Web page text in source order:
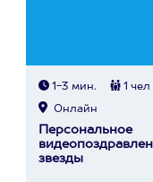
1-3 мин. 1 чел
Онлайн
Персональное
звезды